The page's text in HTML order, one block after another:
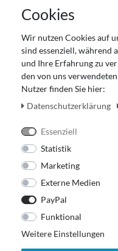
Cookies
Wir nutzen Cookies auf
sind essenziell, während
und Ihre Erfahrung zu
den von uns
Nutzer finden Sie hier:
Daten­schutz­erklärung
Essenziell
Statistik
Marketing
Externe Medien
PayPal
Funktional
Weitere Einstellungen